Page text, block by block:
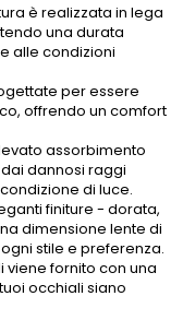
è realizzata in lega
una durata
alle condizioni
per essere
offrendo un comfort
assorbimento
dannosi raggi
di luce.
finiture - dorata,
dimensione lente di
stile e preferenza.
viene fornito con una
occhiali siano